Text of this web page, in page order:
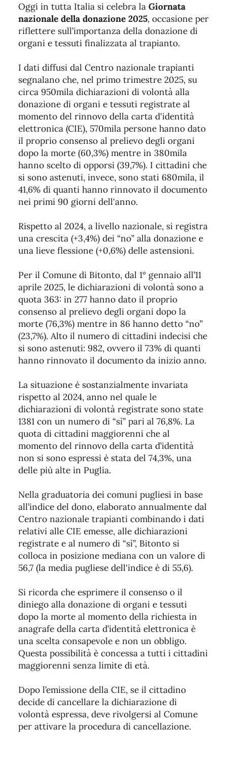
Oggi in tutta Italia si celebra la Giornata
nazionale della donazione 2025, occasione per
riflettere sull’importanza della donazione di
organi e tessuti finalizzata al trapianto.
I dati diffusi dal Centro nazionale trapianti
segnalano che, nel primo trimestre 2025, su
circa 950mila dichiarazioni di volontà alla
donazione di organi e tessuti registrate al
momento del rinnovo della carta d'identità
elettronica (CIE), 570mila persone hanno dato
il proprio consenso al prelievo degli organi
dopo la morte (60,3%) mentre in 380mila
hanno scelto di opporsi (39,7%). I cittadini che
si sono astenuti, invece, sono stati 680mila, il
41,6% di quanti hanno rinnovato il documento
nei primi 90 giorni dell'anno.
Rispetto al 2024, a livello nazionale, si registra
una crescita (+3,4%) dei “no” alla donazione e
una lieve flessione (+0,6%) delle astensioni.
Per il Comune di Bitonto, dal 1° gennaio all’11
aprile 2025, le dichiarazioni di volontà sono a
quota 363: in 277 hanno dato il proprio
consenso al prelievo degli organi dopo la
morte (76,3%) mentre in 86 hanno detto “no”
(23,7%). Alto il numero di cittadini indecisi che
si sono astenuti: 982, ovvero il 73% di quanti
hanno rinnovato il documento da inizio anno.
La situazione è sostanzialmente invariata
rispetto al 2024, anno nel quale le
dichiarazioni di volontà registrate sono state
1381 con un numero di “sì” pari al 76,8%. La
quota di cittadini maggiorenni che al
momento del rinnovo della carta d’identità
non si sono espressi è stata del 74,3%, una
delle più alte in Puglia.
Nella graduatoria dei comuni pugliesi in base
all’indice del dono, elaborato annualmente dal
Centro nazionale trapianti combinando i dati
relativi alle CIE emesse, alle dichiarazioni
registrate e al numero di “sì”, Bitonto si
colloca in posizione mediana con un valore di
56,7 (la media pugliese dell'indice è di 55,6).
Si ricorda che esprimere il consenso o il
diniego alla donazione di organi e tessuti
dopo la morte al momento della richiesta in
anagrafe della carta d’identità elettronica è
una scelta consapevole e non un obbligo.
Questa possibilità è concessa a tutti i cittadini
maggiorenni senza limite di età.
Dopo l’emissione della CIE, se il cittadino
decide di cancellare la dichiarazione di
volontà espressa, deve rivolgersi al Comune
per attivare la procedura di cancellazione.